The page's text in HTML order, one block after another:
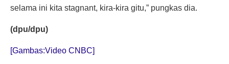
selama ini kita stagnant, kira-kira gitu,” pungkas dia.
(dpu/dpu)
[Gambas:Video CNBC]